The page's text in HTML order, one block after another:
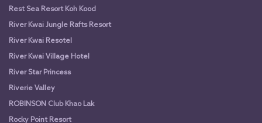
Rest Sea Resort Koh Kood
River Kwai Jungle Rafts Resort
River Kwai Resotel
River Kwai Village Hotel
River Star Princess
Riverie Valley
ROBINSON Club Khao Lak
Rocky Point Resort